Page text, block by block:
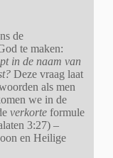
de
te maken:
in de naam van
Deze vraag laat
als men
we in de
verkorteformule
3:27) –
en Heilige